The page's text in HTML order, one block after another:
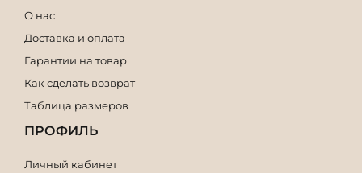
О нас
Доставка и оплата
Гарантии на товар
Как сделать возврат
Таблица размеров
ПРОФИЛЬ
Личный кабинет